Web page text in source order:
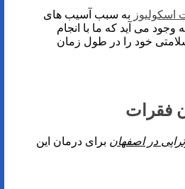
اسکولیوز به سبب آسیب های
می آید که ما با انجام
خود را در طول زمان
فقرات
در اصفهان برای درمان این